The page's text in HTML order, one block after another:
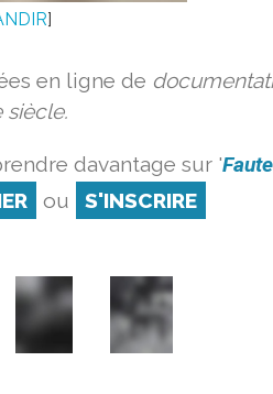
]
en ligne de
siècle.
davantage sur '
ou S'INSCRIRE